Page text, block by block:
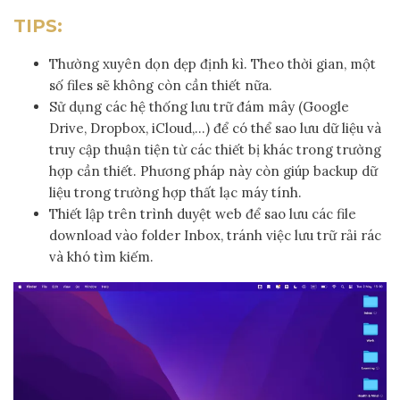
TIPS:
Thường xuyên dọn dẹp định kì. Theo thời gian, một
số files sẽ không còn cần thiết nữa.
Sử dụng các hệ thống lưu trữ đám mây (Google
Drive, Dropbox, iCloud,…) để có thể sao lưu dữ liệu và
truy cập thuận tiện từ các thiết bị khác trong trường
hợp cần thiết. Phương pháp này còn giúp backup dữ
liệu trong trường hợp thất lạc máy tính.
Thiết lập trên trình duyệt web để sao lưu các file
download vào folder Inbox, tránh việc lưu trữ rải rác
và khó tìm kiếm.